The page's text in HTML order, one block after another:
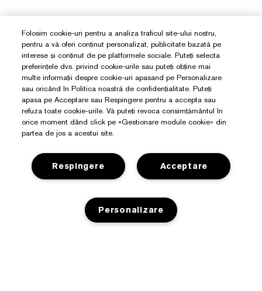
Despre Estée Lauder
Folosim cookie-uri pentru a analiza traficul site-ului nostru,
pentru a vă oferi conținut personalizat, publicitate bazată pe
interese și conținut de pe platformele sociale. Puteți selecta
preferințele dvs. privind cookie-urile sau puteți obține mai
multe informații despre cookie-uri apasand pe Personalizare
sau oricând în Politica noastră de confidențialitate. Puteți
apasa pe Acceptare sau Respingere pentru a accepta sau
refuza toate cookie-urile. Vă puteți revoca consimțământul în
orice moment dând click pe «Gestionare module cookie» din
partea de jos a acestui site.
Acceptare
Respingere
Personalizare